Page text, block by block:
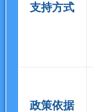
支持方式
政策依据